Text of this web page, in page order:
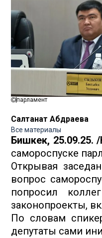
парламент
Салтанат Абдраева
Все материалы
Бишкек, 25.09.25.
самороспуске
Открывая
вопрос
попросил
законопроекты,
По словам
депутаты сами